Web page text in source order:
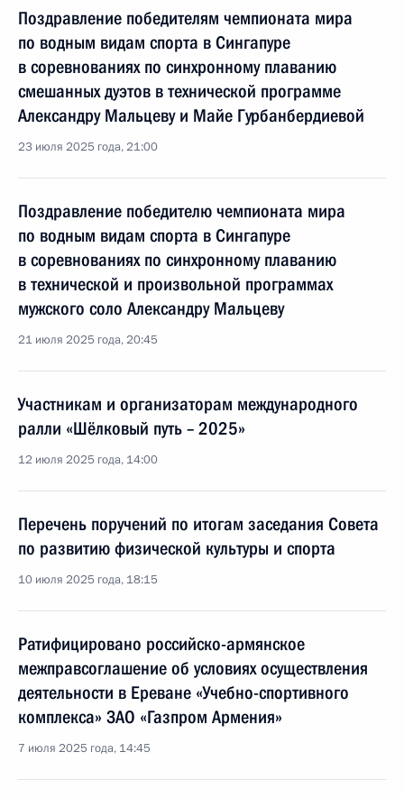
Поздравление победителям чемпионата мира
по водным видам спорта в Сингапуре
в соревнованиях по синхронному плаванию
смешанных дуэтов в технической программе
Александру Мальцеву и Майе Гурбанбердиевой
23 июля 2025 года, 21:00
Поздравление победителю чемпионата мира
по водным видам спорта в Сингапуре
в соревнованиях по синхронному плаванию
в технической и произвольной программах
мужского соло Александру Мальцеву
21 июля 2025 года, 20:45
Участникам и организаторам международного
ралли «Шёлковый путь – 2025»
12 июля 2025 года, 14:00
Перечень поручений по итогам заседания Совета
по развитию физической культуры и спорта
10 июля 2025 года, 18:15
Ратифицировано российско-армянское
межправсоглашение об условиях осуществления
деятельности в Ереване «Учебно-спортивного
комплекса» ЗАО «Газпром Армения»
7 июля 2025 года, 14:45